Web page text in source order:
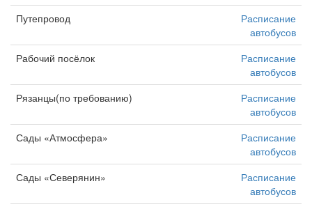
Путепровод
Расписание
автобусов
Рабочий посёлок
Расписание
автобусов
Рязанцы(по требованию)
Расписание
автобусов
Сады «Атмосфера»
Расписание
автобусов
Сады «Северянин»
Расписание
автобусов